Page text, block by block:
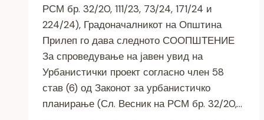
РСМ бр. 32/20, 111/23, 73/24, 171/24 и
224/24), Градоначалникот на Општина
Прилеп го дава следното СООПШТЕНИЕ
За спроведување на јавен увид на
Урбанистички проект согласно член 58
став (6) од Законот за урбанистичко
планирање (Сл. Весник на РСМ бр. 32/20,…